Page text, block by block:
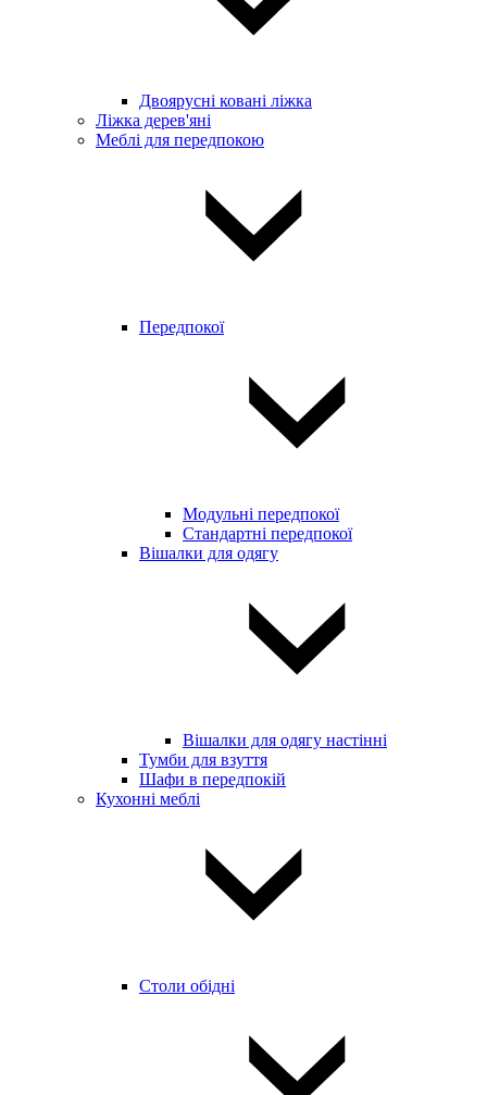
Двоярусні ковані ліжка
Ліжка дерев'яні
Меблі для передпокою
Передпокої
Модульні передпокої
Стандартні передпокої
Вішалки для одягу
Вішалки для одягу настінні
Тумби для взуття
Шафи в передпокій
Кухонні меблі
Столи обідні